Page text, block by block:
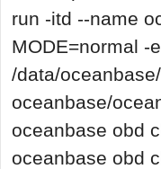
run -itd --name
MODE=normal -
/data/
oceanbase/
oceanbase obd
oceanbase obd